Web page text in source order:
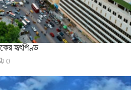
হৃৎপিণ্ড
0